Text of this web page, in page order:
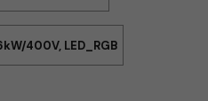
400V, LED_RGB